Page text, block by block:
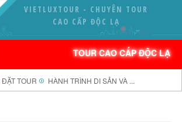
VIETLUXTOUR - CHUYÊN TOUR
CAO CẤP ĐỘC LẠ
TOUR CAO CẤP ĐỘC LẠ
LẠ
NỘI
NẴNG
ĐẶT TOUR HÀNH TRÌNH DI SẢN VÀ ...